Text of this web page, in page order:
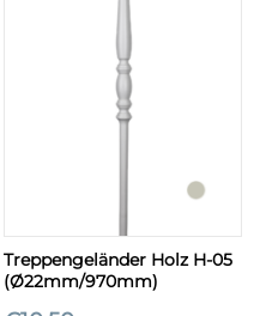
Treppengeländer Holz H-05
(Ø22mm/970mm)